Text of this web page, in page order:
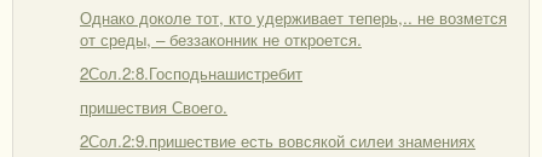
Однако доколе тот, кто удерживает теперь,.. не возмется
от среды, – беззаконник не откроется.
2Сол.2:8.Господьнашистребит
пришествия Своего.
2Сол.2:9.пришествие есть вовсякой силеи знамениях